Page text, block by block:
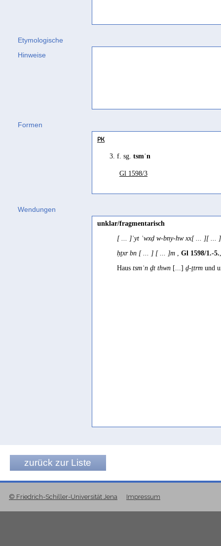
Etymologische
Hinweise
Formen
PK
3. f. sg. tsmʾn
Gl 1598/3
Wendungen
unklar/fragmentarisch
[ ... ]ʾyt ʾwxḍ w-bny-hw xx[ ... ][ ...
ḥṯxr bn [ ... ] [ ... ]m , Gl 1598/1.-5.
Haus tsmʾn ḏt thwn [...] ḏ-ṯtrm und
zurück zur Liste
© Friedrich-Schiller-Universität Jena Impressum